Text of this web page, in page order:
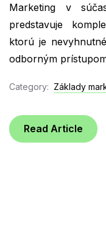
Marketing v
predstavuje
ktorú je
odborným
Category: Základy
Read Article